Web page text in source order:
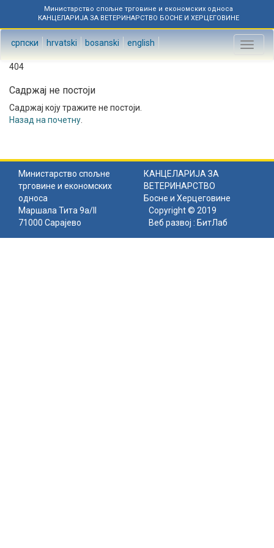
Министарство спољне трговине и економских односа
КАНЦЕЛАРИЈА ЗА ВЕТЕРИНАРСТВО БОСНЕ И ХЕРЦЕГОВИНЕ
српски hrvatski bosanski english
Toggle
404
Садржај не постоји
Садржај коју тражите не постоји.
Назад на почетну
Министарство спољне
трговине и економских
односа
КАНЦЕЛАРИЈА ЗА
ВЕТЕРИНАРСТВО
Босне и Херцеговине
Маршала Тита 9а/II
71000 Сарајево
Copyright © 2019
Веб развој : БитЛаб